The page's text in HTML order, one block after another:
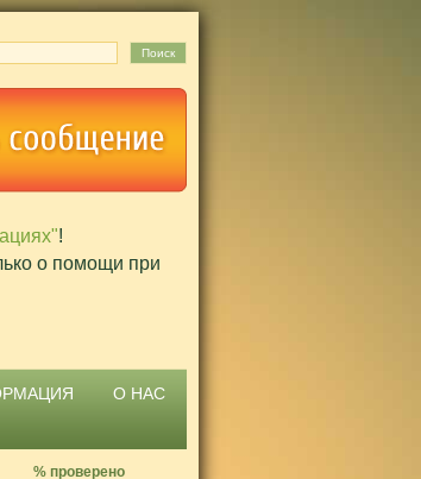
!
о помощи при
О НАС
% проверено